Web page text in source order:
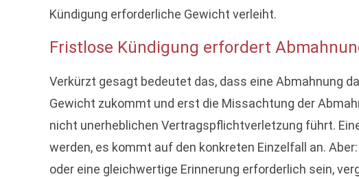
Kündigung erforderliche Gewicht verleiht.
Fristlose Kündigung erfordert
Verkürzt gesagt bedeutet das, dass eine Abmahnung
Gewicht zukommt und erst die Missachtung der
nicht unerheblichen Vertragspflichtverletzung führt.
werden, es kommt auf den konkreten Einzelfall an. Aber:
oder eine gleichwertige Erinnerung erforderlich sein,